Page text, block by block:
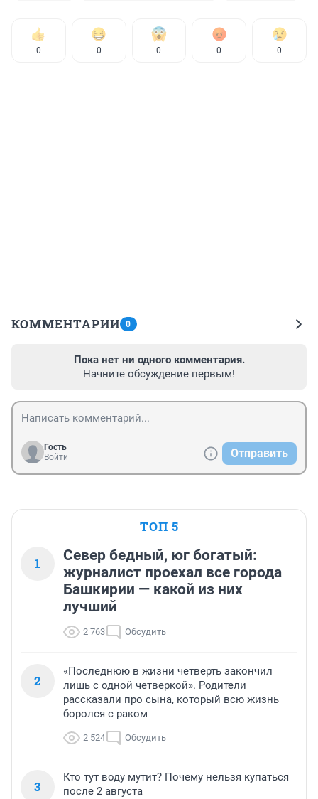
0 0 0 0 0
КОММЕНТАРИИ 0
Пока нет ни одного комментария.
Начните обсуждение первым!
Гость
Войти
Отправить
ТОП 5
1
Север бедный, юг богатый:
журналист проехал все города
Башкирии — какой из них
лучший
2 763 Обсудить
2
«Последнюю в жизни четверть закончил
лишь с одной четверкой». Родители
рассказали про сына, который всю жизнь
боролся с раком
2 524 Обсудить
3
Кто тут воду мутит? Почему нельзя купаться
после 2 августа